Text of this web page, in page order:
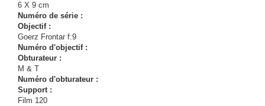
6 X 9 cm
Numéro de série :
Objectif :
Goerz Frontar f:9
Numéro d'objectif :
Obturateur :
M & T
Numéro d'obturateur :
Support :
Film 120